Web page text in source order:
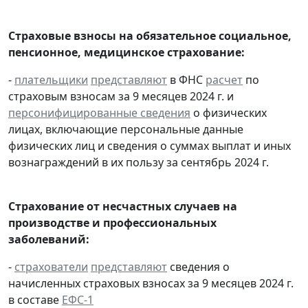
Страховые взносы на обязательное социальное,
пенсионное, медицинское страхование:
- плательщики представляют в ФНС расчет по
страховым взносам за 9 месяцев 2024 г. и
персонифицированные сведения о физических
лицах, включающие персональные данные
физических лиц и сведения о суммах выплат и иных
вознаграждений в их пользу за сентябрь 2024 г.
Страхование от несчастных случаев на
производстве и профессиональных
заболеваний:
- страхователи представляют сведения о
начисленных страховых взносах за 9 месяцев 2024 г.
в составе ЕФС-1